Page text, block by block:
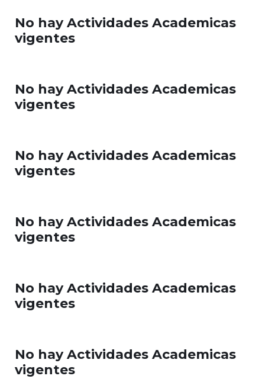
No hay Actividades Academicas
vigentes
No hay Actividades Academicas
vigentes
No hay Actividades Academicas
vigentes
No hay Actividades Academicas
vigentes
No hay Actividades Academicas
vigentes
No hay Actividades Academicas
vigentes